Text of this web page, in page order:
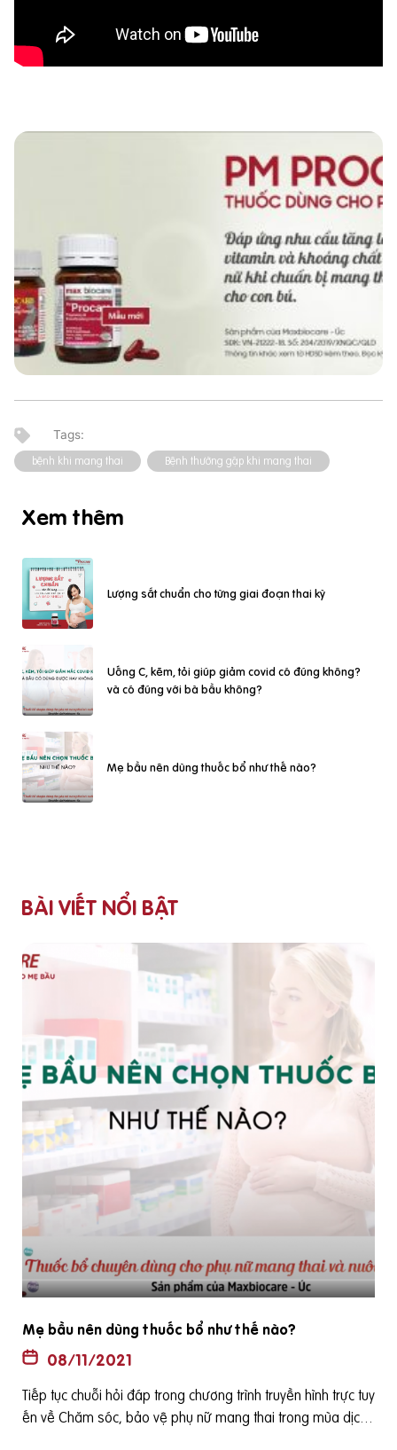
bệnh khi mang thai Bệnh thường gặp khi mang thai
Xem thêm
Lượng sắt chuẩn cho từng giai đoạn thai kỳ
Uống C, kẽm, tỏi giúp giảm covid có đúng không?
và có đúng với bà bầu không?
Mẹ bầu nên dùng thuốc bổ như thế nào?
BÀI VIẾT NỔI BẬT
Sau sinh có nên tiếp tục dùng thuốc bổ không?
08/11/2021
Tiếp tục chuỗi hỏi đáp trong chương trình truyền hình trực tuy
ến về Chăm sóc, bảo vệ phụ nữ mang thai trong mùa dịch